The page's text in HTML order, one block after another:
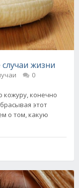
жизни
0
конечно
этот
о том, какую